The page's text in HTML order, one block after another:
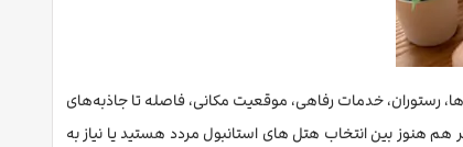
رستوران، خدمات رفاهی، موقعیت مکانی، فاصله تا جاذبه‌های
هم هنوز بین انتخاب هتل های استانبول مردد هستید یا نیاز به